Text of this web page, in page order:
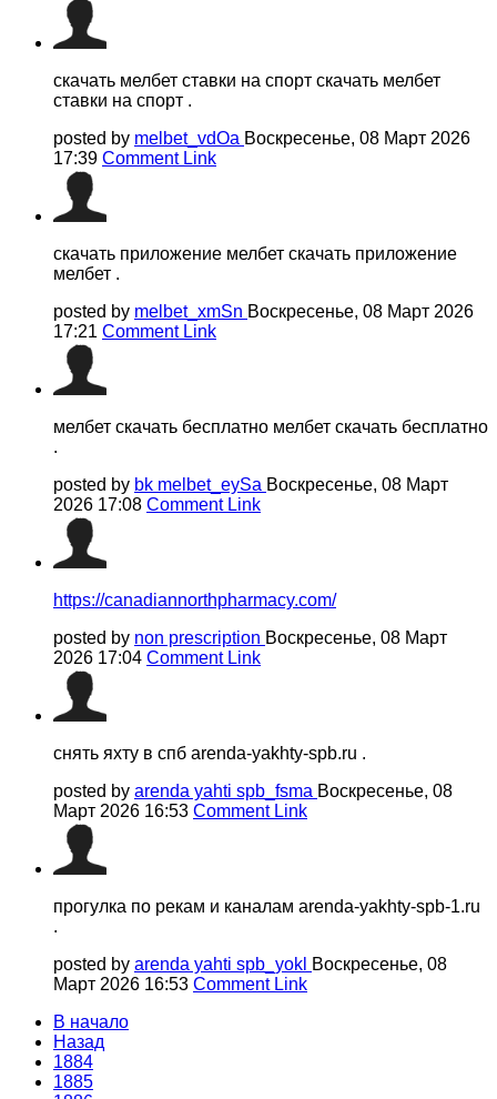
скачать мелбет ставки на спорт скачать мелбет
ставки на спорт .
posted by melbet_vdOa Воскресенье, 08 Март 2026
17:39 Comment Link
скачать приложение мелбет скачать приложение
мелбет .
posted by melbet_xmSn Воскресенье, 08 Март 2026
17:21 Comment Link
мелбет скачать бесплатно мелбет скачать бесплатно
.
posted by bk melbet_eySa Воскресенье, 08 Март
2026 17:08 Comment Link
https://canadiannorthpharmacy.com/
posted by non prescription Воскресенье, 08 Март
2026 17:04 Comment Link
снять яхту в спб arenda-yakhty-spb.ru .
posted by arenda yahti spb_fsma Воскресенье, 08
Март 2026 16:53 Comment Link
прогулка по рекам и каналам arenda-yakhty-spb-1.ru
.
posted by arenda yahti spb_yokl Воскресенье, 08
Март 2026 16:53 Comment Link
В начало
Назад
1884
1885